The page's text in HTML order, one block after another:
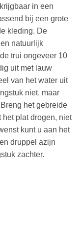
in een
bij een grote
kleding. De
natuurlijk
trui ongeveer 10
uit met lauw
van het water uit
niet, maar
Breng het gebreide
het plat drogen, niet
kunt u aan het
druppel azijn
zachter.